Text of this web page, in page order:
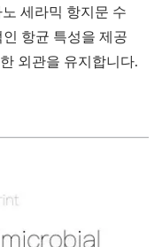
세라믹 항지문 수
항균 특성을 제공
외관을 유지합니다.